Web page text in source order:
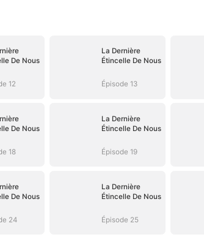
De Nous
12
La Dernière
Étincelle De Nous
Épisode 13
De Nous
18
La Dernière
Étincelle De Nous
Épisode 19
De Nous
24
La Dernière
Étincelle De Nous
Épisode 25